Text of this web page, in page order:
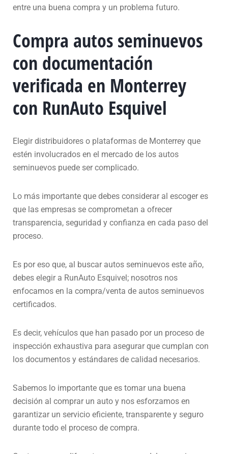
entre una buena compra y un problema futuro.
Compra autos seminuevos
con documentación
verificada en Monterrey
con RunAuto Esquivel
Elegir distribuidores o plataformas de Monterrey que
estén involucrados en el mercado de los autos
seminuevos puede ser complicado.
Lo más importante que debes considerar al escoger es
que las empresas se comprometan a ofrecer
transparencia, seguridad y confianza en cada paso del
proceso.
Es por eso que, al buscar autos seminuevos este año,
debes elegir a RunAuto Esquivel; nosotros nos
enfocamos en la compra/venta de autos seminuevos
certificados.
Es decir, vehículos que han pasado por un proceso de
inspección exhaustiva para asegurar que cumplan con
los documentos y estándares de calidad necesarios.
Sabemos lo importante que es tomar una buena
decisión al comprar un auto y nos esforzamos en
garantizar un servicio eficiente, transparente y seguro
durante todo el proceso de compra.